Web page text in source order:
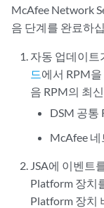
McAfee Network
음 단계를 완료하
자동 업데이트
드에서 RPM
음 RPM의 최
DSM 공통
McAfee
JSA에 이벤트
Platform 장치
Platform 장치